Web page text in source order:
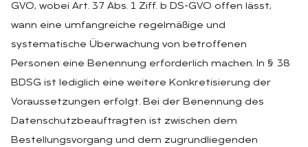
GVO, wobei Art. 37 Abs. 1 Ziff. b DS-GVO offen lässt,
wann eine umfangreiche regelmäßige und
systematische Überwachung von betroffenen
Personen eine Benennung erforderlich machen. In § 38
BDSG ist lediglich eine weitere Konkretisierung der
Voraussetzungen erfolgt. Bei der Benennung des
Datenschutzbeauftragten ist zwischen dem
Bestellungsvorgang und dem zugrundliegenden